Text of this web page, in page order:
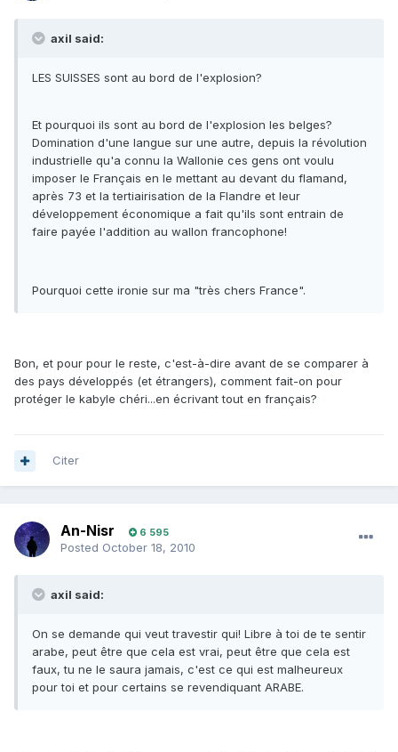
axil said:
LES SUISSES sont au bord de l'explosion?
Et pourquoi ils sont au bord de l'explosion les belges?
Domination d'une langue sur une autre, depuis la révolution
industrielle qu'a connu la Wallonie ces gens ont voulu
imposer le Français en le mettant au devant du flamand,
après 73 et la tertiairisation de la Flandre et leur
développement économique a fait qu'ils sont entrain de
faire payée l'addition au wallon francophone!
Pourquoi cette ironie sur ma "très chers France".
Bon, et pour pour le reste, c'est-à-dire avant de se comparer à
des pays développés (et étrangers), comment fait-on pour
protéger le kabyle chéri...en écrivant tout en français?
Citer
An-Nisr 6 595
Posted October 18, 2010
axil said:
On se demande qui veut travestir qui! Libre à toi de te sentir
arabe, peut être que cela est vrai, peut être que cela est
faux, tu ne le saura jamais, c'est ce qui est malheureux
pour toi et pour certains se revendiquant ARABE.